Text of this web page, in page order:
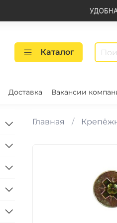
Каталог
Доставка Вакансии
Главная